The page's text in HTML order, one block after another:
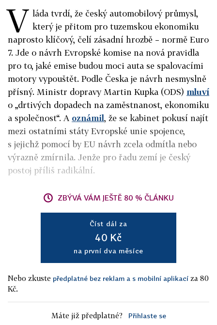
V láda tvrdí, že český automobilový průmysl,
který je přitom pro tuzemskou ekonomiku
naprosto klíčový, čelí zásadní hrozbě – normě Euro
7. Jde o návrh Evropské komise na nová pravidla
pro to, jaké emise budou moci auta se spalovacími
motory vypouštět. Podle Česka je návrh nesmyslně
přísný. Ministr dopravy Martin Kupka (ODS) mluví
o „drtivých dopadech na zaměstnanost, ekonomiku
a společnost“. A oznámil, že se kabinet pokusí najít
mezi ostatními státy Evropské unie spojence,
s jejichž pomocí by EU návrh zcela odmítla nebo
výrazně zmírnila. Jenže pro řadu zemí je český
postoj příliš radikální.
ZBÝVÁ VÁM JEŠTĚ 80 % ČLÁNKU
Číst dál za
40 Kč
na první dva měsíce
Nebo zkuste předplatné bez reklam a s mobilní aplikací za 80
Kč.
Máte již předplatné? Přihlaste se